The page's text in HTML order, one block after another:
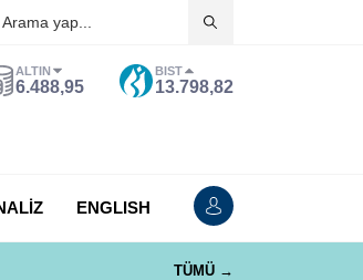
ALTIN
6.488,95
BIST
13.798,82
ENGLISH
TÜMÜ →